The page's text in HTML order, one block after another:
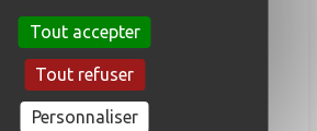
6
NEUVE
Tout accepter
Tout refuser
Personnaliser